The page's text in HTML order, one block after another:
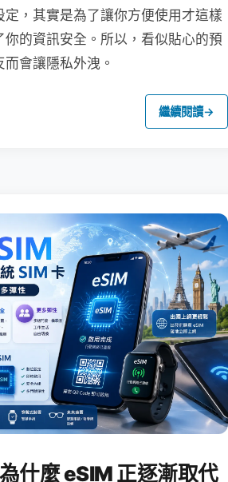
定，其實是為了讓你方便使用才這樣
你的資訊安全。所以，看似貼心的預
會讓隱私外洩。
繼續閱讀→
什麼 eSIM 正逐漸取代